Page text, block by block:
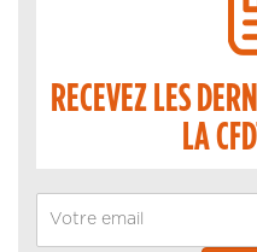
RECEVEZ LES
LA